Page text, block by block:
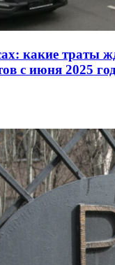
какие траты
с июня 2025